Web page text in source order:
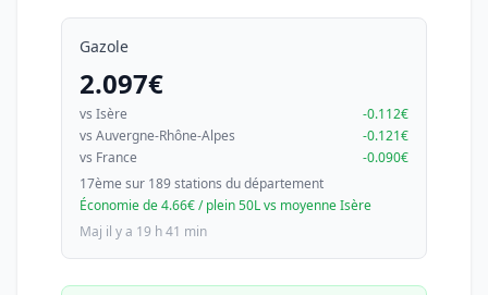
Gazole
2.097€
vs Isère
-0.112€
vs Auvergne-Rhône-Alpes
-0.121€
vs France
-0.090€
17ème sur 189 stations du département
Économie de 4.66€ / plein 50L vs moyenne Isère
Maj il y a 19 h 41 min